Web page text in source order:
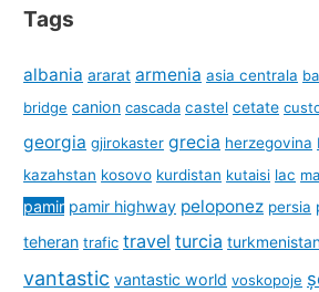
Tags
albania ararat armenia asia centrala
bridge canion cascada castel cetate
georgia gjirokaster grecia herzegovina
kazahstan kosovo kurdistan kutaisi lac
pamir pamir highway peloponez persia
teheran trafic travel turcia turkmenistan
vantastic vantastic world voskopoje